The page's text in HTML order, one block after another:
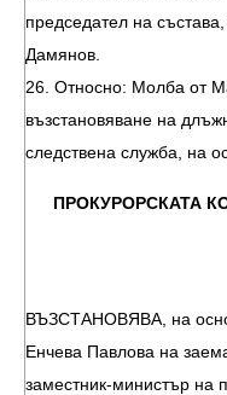
председател на
Дамянов.
26. Относно: Молба от
възстановяване на
следствена служба, на
ПРОКУРОРСКАТА
ВЪЗСТАНОВЯВА, на
Енчева Павлова на
заместник-министър на